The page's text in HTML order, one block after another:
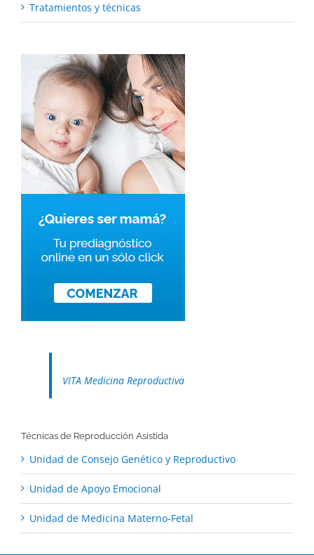
Tratamientos y técnicas
VITA Medicina Reproductiva
Técnicas de Reproducción Asistida
Unidad de Consejo Genético y Reproductivo
Unidad de Apoyo Emocional
Unidad de Medicina Materno-Fetal